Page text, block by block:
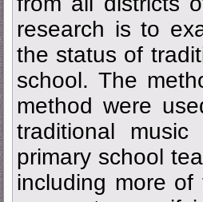
research is to
the status of
school. The
method were
traditional
primary school
including more